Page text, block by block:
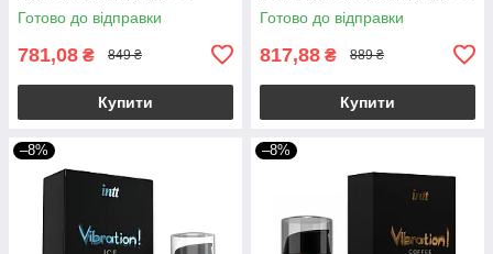
хвилин
Готово до відправки
781,08 ₴ 849 ₴
Купити
хвилин
Готово до відправки
817,88 ₴ 889 ₴
Купити
–8% –8%